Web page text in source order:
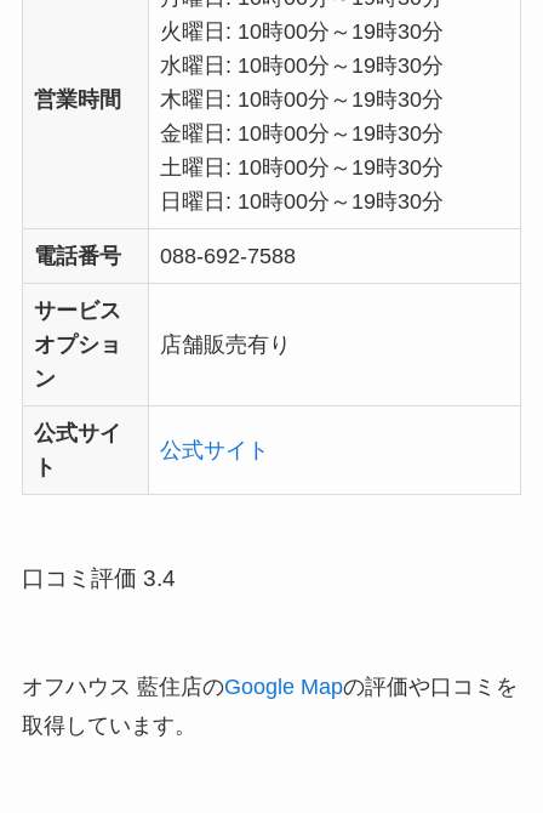
営業時間
火曜日: 10時00分～19時30分
水曜日: 10時00分～19時30分
木曜日: 10時00分～19時30分
金曜日: 10時00分～19時30分
土曜日: 10時00分～19時30分
日曜日: 10時00分～19時30分
電話番号 088-692-7588
サービス
オプショ
ン
店舗販売有り
公式サイ
ト
公式サイト
口コミ評価 3.4
オフハウス 藍住店のGoogle Mapの評価や口コミを
取得しています。